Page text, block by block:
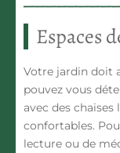
Espaces
Votre jardin doit
pouvez vous
avec des chaises
confortables.
lecture ou de